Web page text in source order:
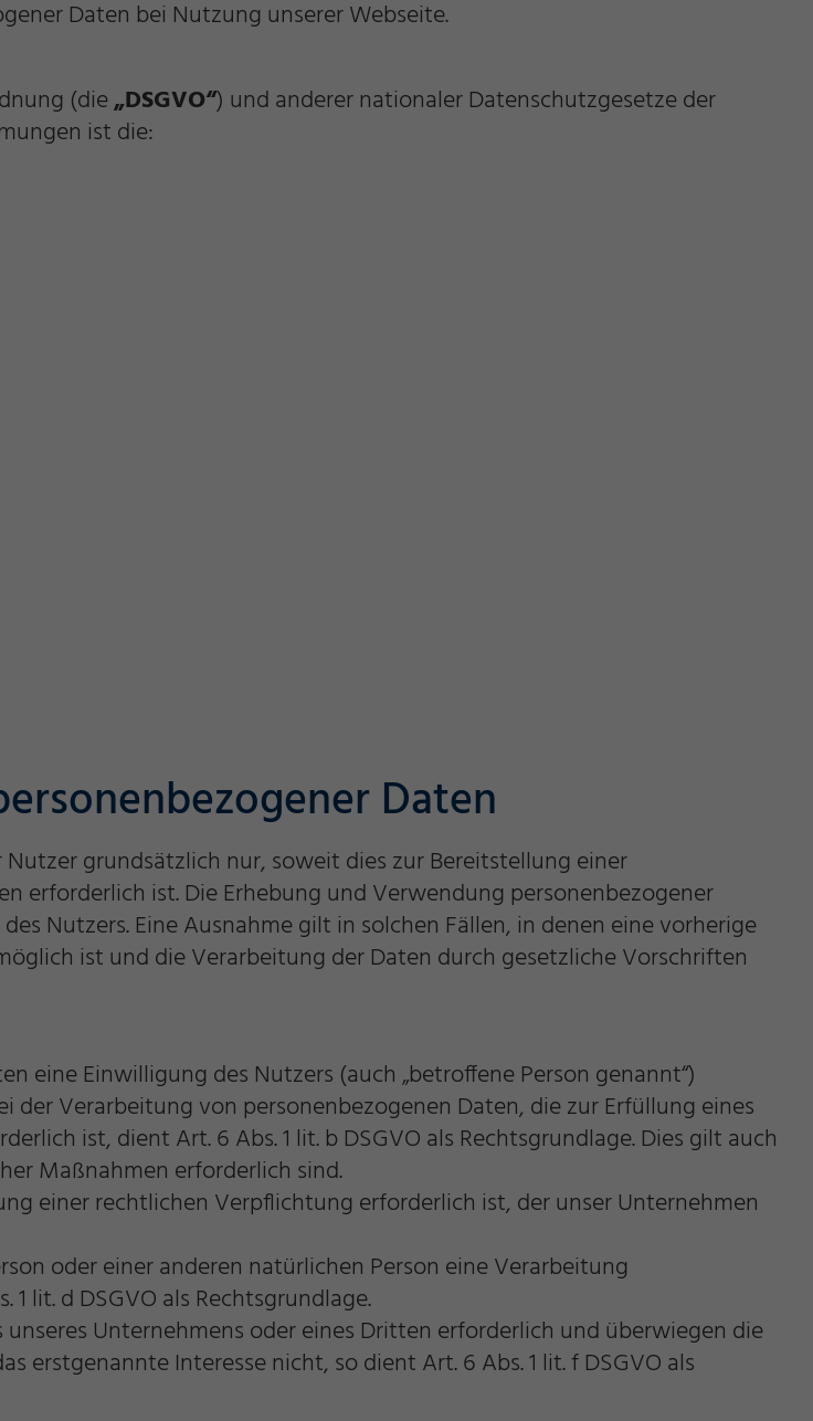
Daten bei Nutzung unserer Webseite.
(die„DSGVO“) und anderer nationaler Datenschutzgesetze der
ist die:
Daten
grundsätzlich nur, soweit dies zur Bereitstellung einer
erforderlich ist. Die Erhebung und Verwendung personenbezogener
Nutzers. Eine Ausnahme gilt in solchen Fällen, in denen eine vorherige
ist und die Verarbeitung der Daten durch gesetzliche Vorschriften
eine Einwilligung des Nutzers (auch „betroffene Person genannt“)
der Verarbeitung von personenbezogenen Daten, die zur Erfüllung eines
ist, dient Art. 6 Abs. 1 lit. b DSGVO als Rechtsgrundlage. Dies gilt auch
Maßnahmen erforderlich sind.
einer rechtlichen Verpflichtung erforderlich ist, der unser Unternehmen
oder einer anderen natürlichen Person eine Verarbeitung
lit. d DSGVO als Rechtsgrundlage.
Unternehmens oder eines Dritten erforderlich und überwiegen die
erstgenannte Interesse nicht, so dient Art. 6 Abs. 1 lit. f DSGVO als